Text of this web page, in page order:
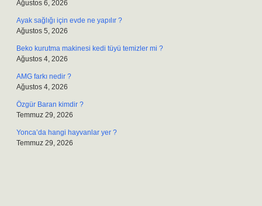
Ağustos 6, 2026
Ayak sağlığı için evde ne yapılır ?
Ağustos 5, 2026
Beko kurutma makinesi kedi tüyü temizler mi ?
Ağustos 4, 2026
AMG farkı nedir ?
Ağustos 4, 2026
Özgür Baran kimdir ?
Temmuz 29, 2026
Yonca’da hangi hayvanlar yer ?
Temmuz 29, 2026